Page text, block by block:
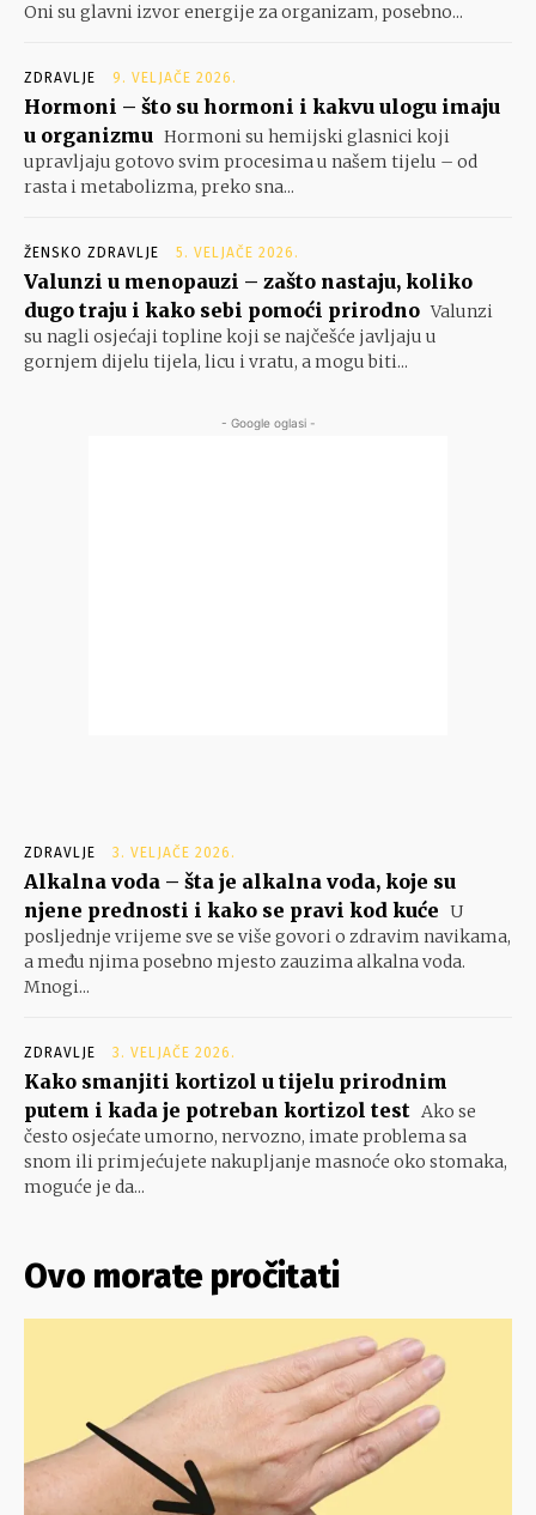
Oni su glavni izvor energije za organizam, posebno...
ZDRAVLJE 9. VELJAČE 2026.
Hormoni – što su hormoni i kakvu ulogu imaju
u organizmu Hormoni su hemijski glasnici koji
upravljaju gotovo svim procesima u našem tijelu – od
rasta i metabolizma, preko sna...
ŽENSKO ZDRAVLJE 5. VELJAČE 2026.
Valunzi u menopauzi – zašto nastaju, koliko
dugo traju i kako sebi pomoći prirodno Valunzi
su nagli osjećaji topline koji se najčešće javljaju u
gornjem dijelu tijela, licu i vratu, a mogu biti...
- Google oglasi -
ZDRAVLJE 3. VELJAČE 2026.
Alkalna voda – šta je alkalna voda, koje su
njene prednosti i kako se pravi kod kuće U
posljednje vrijeme sve se više govori o zdravim navikama,
a među njima posebno mjesto zauzima alkalna voda.
Mnogi...
ZDRAVLJE 3. VELJAČE 2026.
Kako smanjiti kortizol u tijelu prirodnim
putem i kada je potreban kortizol test Ako se
često osjećate umorno, nervozno, imate problema sa
snom ili primjećujete nakupljanje masnoće oko stomaka,
moguće je da...
Ovo morate pročitati